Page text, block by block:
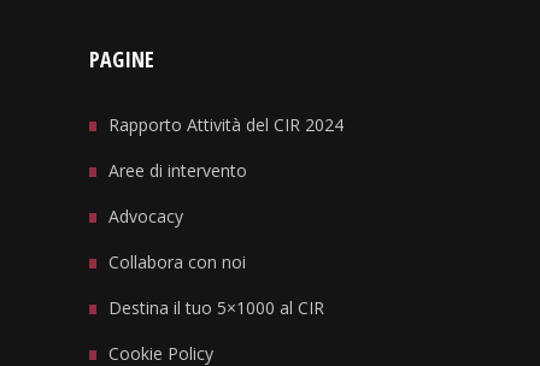
PAGINE
Rapporto Attività del CIR 2024
Aree di intervento
Advocacy
Collabora con noi
Destina il tuo 5×1000 al CIR
Cookie Policy